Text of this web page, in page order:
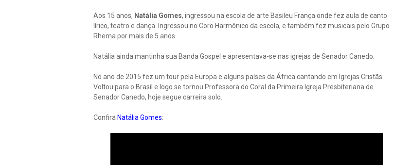
Aos 15 anos, Natália Gomes, ingressou na escola de arte Basileu França onde fez aula de canto
lírico, teatro e dança. Ingressou no Coro Harmônico da escola, e também fez musicais pelo Grupo
Rhema por mais de 5 anos.
Natália ainda mantinha sua Banda Gospel e apresentava-se nas igrejas de Senador Canedo.
No ano de 2015 fez um tour pela Europa e alguns países da África cantando em Igrejas Cristãs.
Voltou para o Brasil e logo se tornou Professora do Coral da Primeira Igreja Presbiteriana de
Senador Canedo, hoje segue carreira solo.
Confira Natália Gomes: